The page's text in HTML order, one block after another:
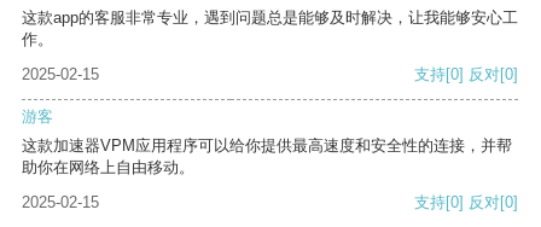
这款app的客服非常专业，遇到问题总是能够及时解决，让我能够安心工
作。
2025-02-15
支持[0] 反对[0]
游客
这款加速器VPM应用程序可以给你提供最高速度和安全性的连接，并帮
助你在网络上自由移动。
2025-02-15
支持[0] 反对[0]